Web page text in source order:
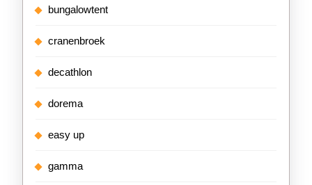
bungalowtent
cranenbroek
decathlon
dorema
easy up
gamma